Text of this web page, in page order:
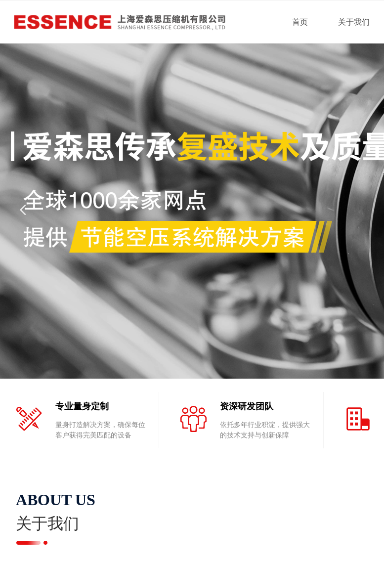
首页 关于我们
专业量身定制
量身打造解决方案，确保每位
客户获得完美匹配的设备
资深研发团队
依托多年行业积淀，提供强大
的技术支持与创新保障
ABOUT US
关于我们